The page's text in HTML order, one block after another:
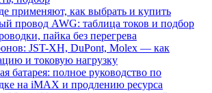
применяют, как выбрать и купить
провод AWG: таблица токов и подбор
пайка без перегрева
JST-XH, DuPont, Molex — как
и токовую нагрузку
батарея: полное руководство по
на iMAX и продлению ресурса